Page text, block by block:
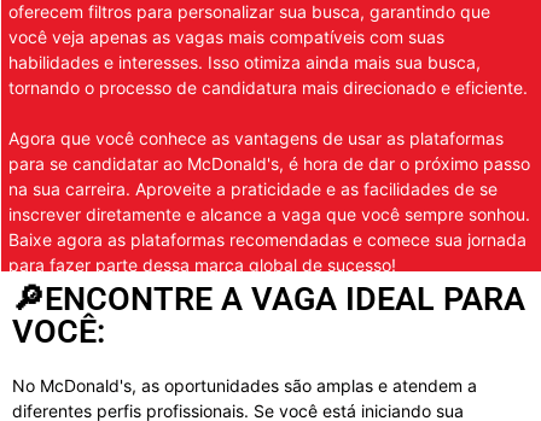
oferecem filtros para personalizar sua busca, garantindo que
você veja apenas as vagas mais compatíveis com suas
habilidades e interesses. Isso otimiza ainda mais sua busca,
tornando o processo de candidatura mais direcionado e eficiente.
Agora que você conhece as vantagens de usar as plataformas
para se candidatar ao McDonald's, é hora de dar o próximo passo
na sua carreira. Aproveite a praticidade e as facilidades de se
inscrever diretamente e alcance a vaga que você sempre sonhou.
Baixe agora as plataformas recomendadas e comece sua jornada
para fazer parte dessa marca global de sucesso!
🔎ENCONTRE A VAGA IDEAL PARA
VOCÊ:
No McDonald's, as oportunidades são amplas e atendem a
diferentes perfis profissionais. Se você está iniciando sua